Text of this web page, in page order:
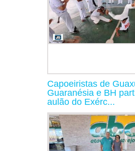
Capoeiristas de
Guaranésia e BH
aulão do Exérc...